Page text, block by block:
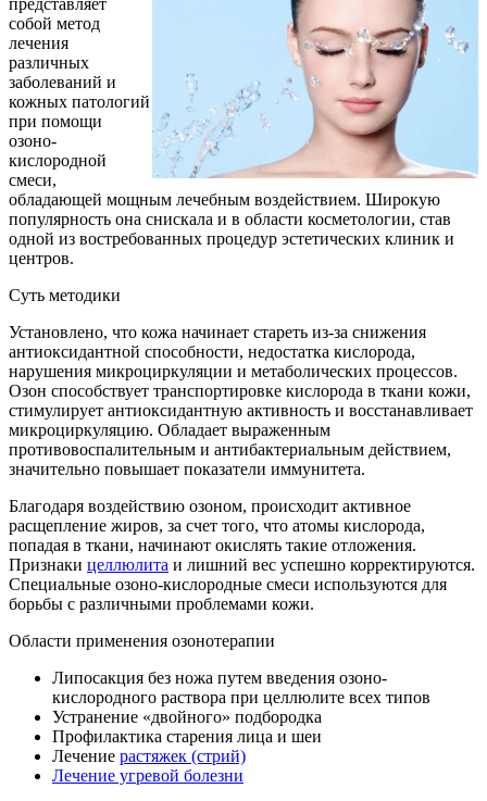
собой метод
лечения
различных
заболеваний и
кожных патологий
при помощи
озоно-
кислородной
смеси,
обладающей мощным лечебным воздействием. Широкую
популярность она снискала и в области косметологии, став
одной из востребованных процедур эстетических клиник и
центров.
Суть методики
Установлено, что кожа начинает стареть из-за снижения
антиоксидантной способности, недостатка кислорода,
нарушения микроциркуляции и метаболических процессов.
Озон способствует транспортировке кислорода в ткани кожи,
стимулирует антиоксидантную активность и восстанавливает
микроциркуляцию. Обладает выраженным
противовоспалительным и антибактериальным действием,
значительно повышает показатели иммунитета.
Благодаря воздействию озоном, происходит активное
расщепление жиров, за счет того, что атомы кислорода,
попадая в ткани, начинают окислять такие отложения.
Признаки целлюлита и лишний вес успешно корректируются.
Специальные озоно-кислородные смеси используются для
борьбы с различными проблемами кожи.
Области применения озонотерапии
Липосакция без ножа путем введения озоно-
кислородного раствора при целлюлите всех типов
Устранение «двойного» подбородка
Профилактика старения лица и шеи
Лечение растяжек (стрий)
Лечение угревой болезни